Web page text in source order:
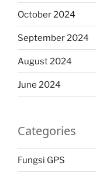
October 2024
September 2024
August 2024
June 2024
Categories
Fungsi GPS